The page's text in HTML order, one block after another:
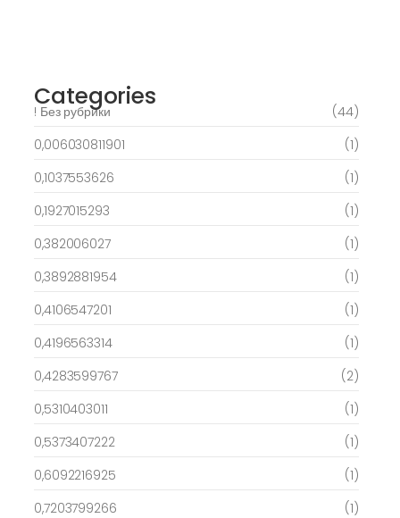
Categories
! Без рубрики
(44)
0,006030811901
(1)
0,1037553626
(1)
0,1927015293
(1)
0,382006027
(1)
0,3892881954
(1)
0,4106547201
(1)
0,4196563314
(1)
0,4283599767
(2)
0,5310403011
(1)
0,5373407222
(1)
0,6092216925
(1)
0,7203799266
(1)